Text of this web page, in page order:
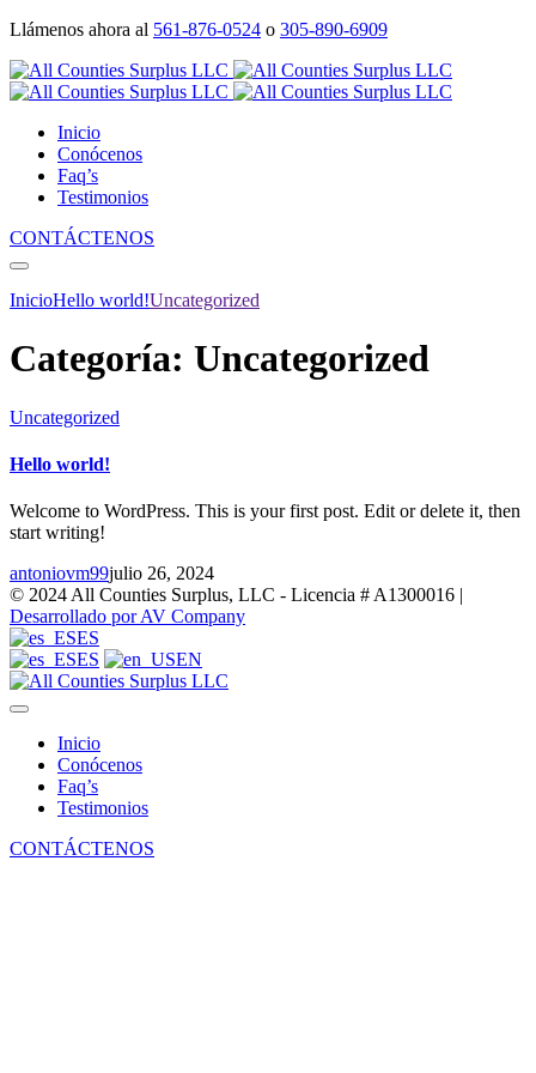
Llámenos ahora al 561-876-0524 o 305-890-6909
Inicio
Conócenos
Faq’s
Testimonios
CONTÁCTENOS
InicioHello world!Uncategorized
Categoría: Uncategorized
Uncategorized
Hello world!
Welcome to WordPress. This is your first post. Edit or delete it, then
start writing!
antoniovm99julio 26, 2024
© 2024 All Counties Surplus, LLC - Licencia # A1300016 |
Desarrollado por AV Company
ES
ES
EN
Inicio
Conócenos
Faq’s
Testimonios
CONTÁCTENOS